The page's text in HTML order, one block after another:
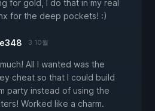
for gold, I do that in my real
for the deep pockets! :)
3 10월
All I wanted was the
cheat so that I could build
party instead of using the
Worked like a charm.